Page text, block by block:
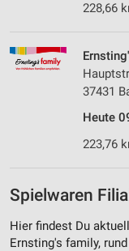
228,66
37431
Heute
223,76
Spielwaren
Hier findest Du
Ernsting's family,